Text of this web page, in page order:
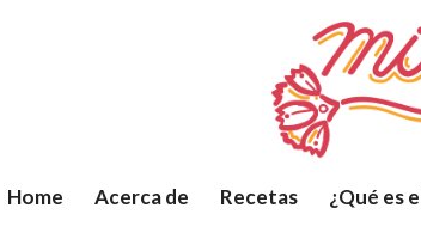
Home Acerca de Recetas ¿Qué es